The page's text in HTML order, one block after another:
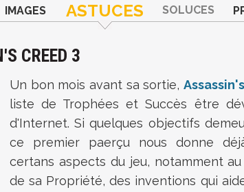
IMAGES ASTUCES SOLUCES
CREED 3
Un bon mois avant sa sortie,
liste de Trophées et Succès être
d'Internet. Si quelques objectifs
ce premier paerçu nous donne
certans aspects du jeu, notamment
de sa Propriété, des inventions qui